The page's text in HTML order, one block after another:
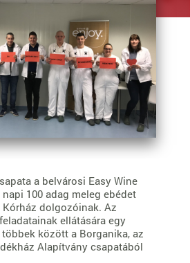
a belvárosi Easy Wine
100 adag meleg ebédet
dolgozóinak. Az
ellátására egy
között a Borganika, az
Alapítvány csapatából